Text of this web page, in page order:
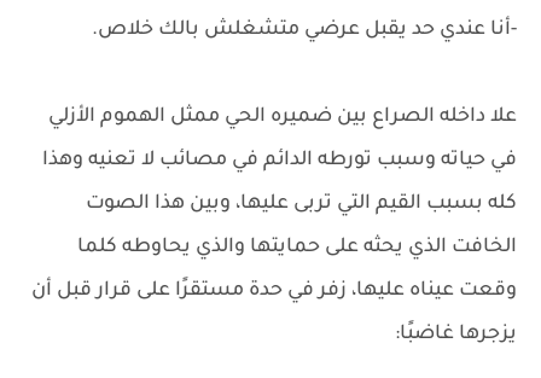
-أنا عندي حد يقبل عرضي متشغلش بالك خلاص.
علا داخله الصراع بين ضميره الحي ممثل الهموم الأزلي
في حياته وسبب تورطه الدائم في مصائب لا تعنيه وهذا
كله بسبب القيم التي تربى عليها، وبين هذا الصوت
الخافت الذي يحثه على حمايتها والذي يحاوطه كلما
وقعت عيناه عليها، زفر في حدة مستقرًا على قرار قبل أن
يزجرها غاضبًا: